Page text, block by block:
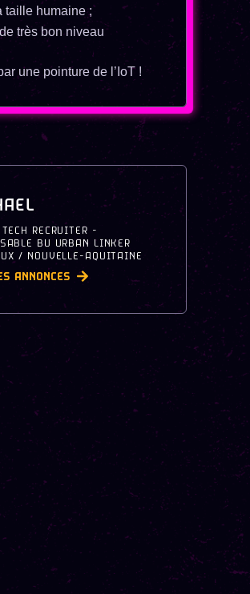
taille humaine ;
très bon niveau
une pointure de l’IoT !
RECRUITER -
BU URBAN LINKER
/ NOUVELLE-AQUITAINE
ANNONCES